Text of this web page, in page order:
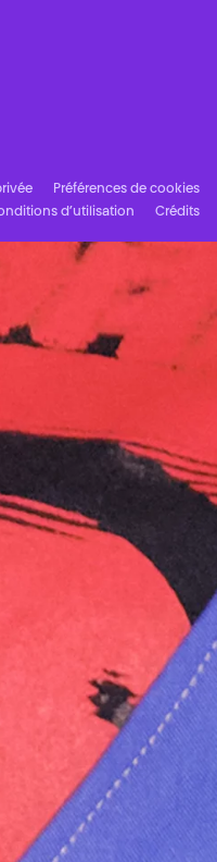
Préférences de cookies
d’utilisation Crédits